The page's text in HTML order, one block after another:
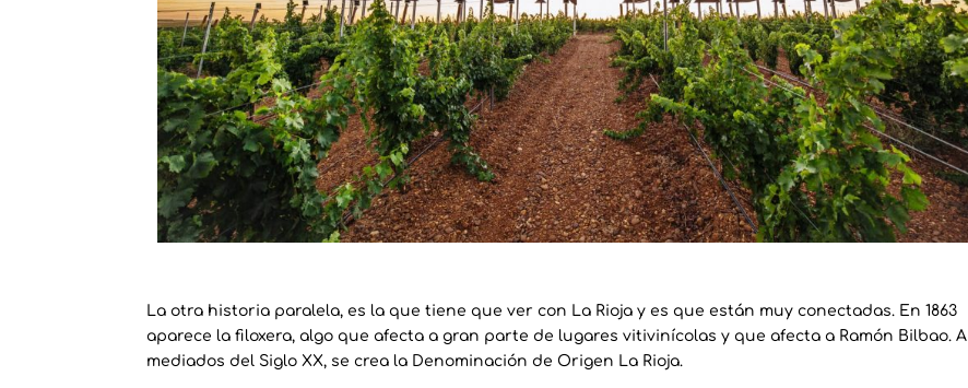
La otra historia paralela, es la que tiene que ver con La Rioja y es que están muy conectadas. En 1863
aparece la filoxera, algo que afecta a gran parte de lugares vitivinícolas y que afecta a Ramón Bilbao. A
mediados del Siglo XX, se crea la Denominación de Origen La Rioja.